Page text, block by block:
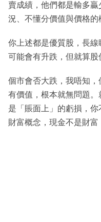
賣成績，他們都是輸多
況、不懂分價值與價格的
你上述都是優質股，長
可能會有升跌，但就算股
個市會否大跌，我唔知
有價值，根本就無問題
是「賬面上」的虧損，
財富概念，現金不是財富